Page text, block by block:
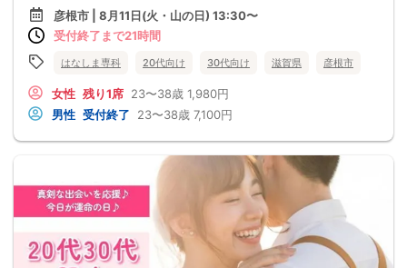
彦根市 | 8月11日(火・山の日) 13:30〜
受付終了まで21時間
はなしま専科 20代向け 30代向け 滋賀県 彦根市
女性 残り1席 23〜38歳 1,980円
男性 受付終了 23〜38歳 7,100円